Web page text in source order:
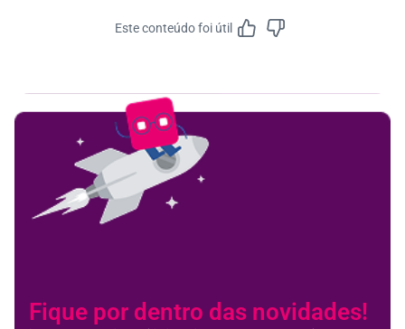
Este conteúdo foi útil
Fique por dentro das novidades!